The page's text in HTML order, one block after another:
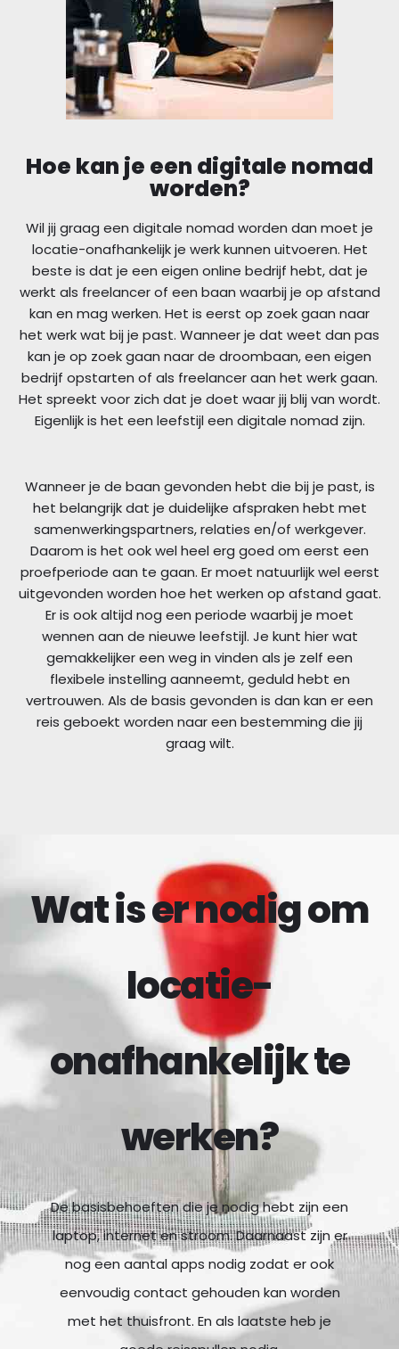
Hoe kan je een digitale nomad
worden?
Wil jij graag een digitale nomad worden dan moet je
locatie-onafhankelijk je werk kunnen uitvoeren. Het
beste is dat je een eigen online bedrijf hebt, dat je
werkt als freelancer of een baan waarbij je op afstand
kan en mag werken. Het is eerst op zoek gaan naar
het werk wat bij je past. Wanneer je dat weet dan pas
kan je op zoek gaan naar de droombaan, een eigen
bedrijf opstarten of als freelancer aan het werk gaan.
Het spreekt voor zich dat je doet waar jij blij van wordt.
Eigenlijk is het een leefstijl een digitale nomad zijn.
Wanneer je de baan gevonden hebt die bij je past, is
het belangrijk dat je duidelijke afspraken hebt met
samenwerkingspartners, relaties en/of werkgever.
Daarom is het ook wel heel erg goed om eerst een
proefperiode aan te gaan. Er moet natuurlijk wel eerst
uitgevonden worden hoe het werken op afstand gaat.
Er is ook altijd nog een periode waarbij je moet
wennen aan de nieuwe leefstijl. Je kunt hier wat
gemakkelijker een weg in vinden als je zelf een
flexibele instelling aanneemt, geduld hebt en
vertrouwen. Als de basis gevonden is dan kan er een
reis geboekt worden naar een bestemming die jij
graag wilt.
Wat is er nodig om
locatie-
onafhankelijk te
werken?
De basisbehoeften die je nodig hebt zijn een
laptop, internet en stroom. Daarnaast zijn er
nog een aantal apps nodig zodat er ook
eenvoudig contact gehouden kan worden
met het thuisfront. En als laatste heb je